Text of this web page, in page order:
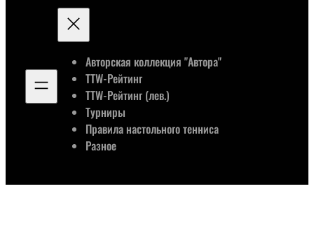
Авторская коллекция "Автора"
TTW-Рейтинг
TTW-Рейтинг (лев.)
Турниры
Правила настольного тенниса
Разное